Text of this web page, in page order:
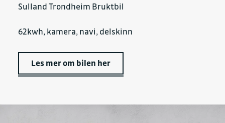
Sulland Trondheim Bruktbil
62kwh, kamera, navi, delskinn
Les mer om bilen her